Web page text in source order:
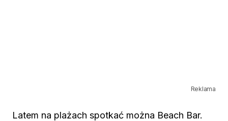
Reklama
Latem na plażach spotkać można Beach Bar.